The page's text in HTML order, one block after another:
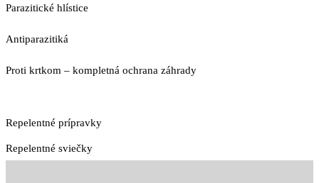
Parazitické hlístice
Antiparazitiká
Proti krtkom – kompletná ochrana záhrady
Repelentné prípravky
Repelentné sviečky